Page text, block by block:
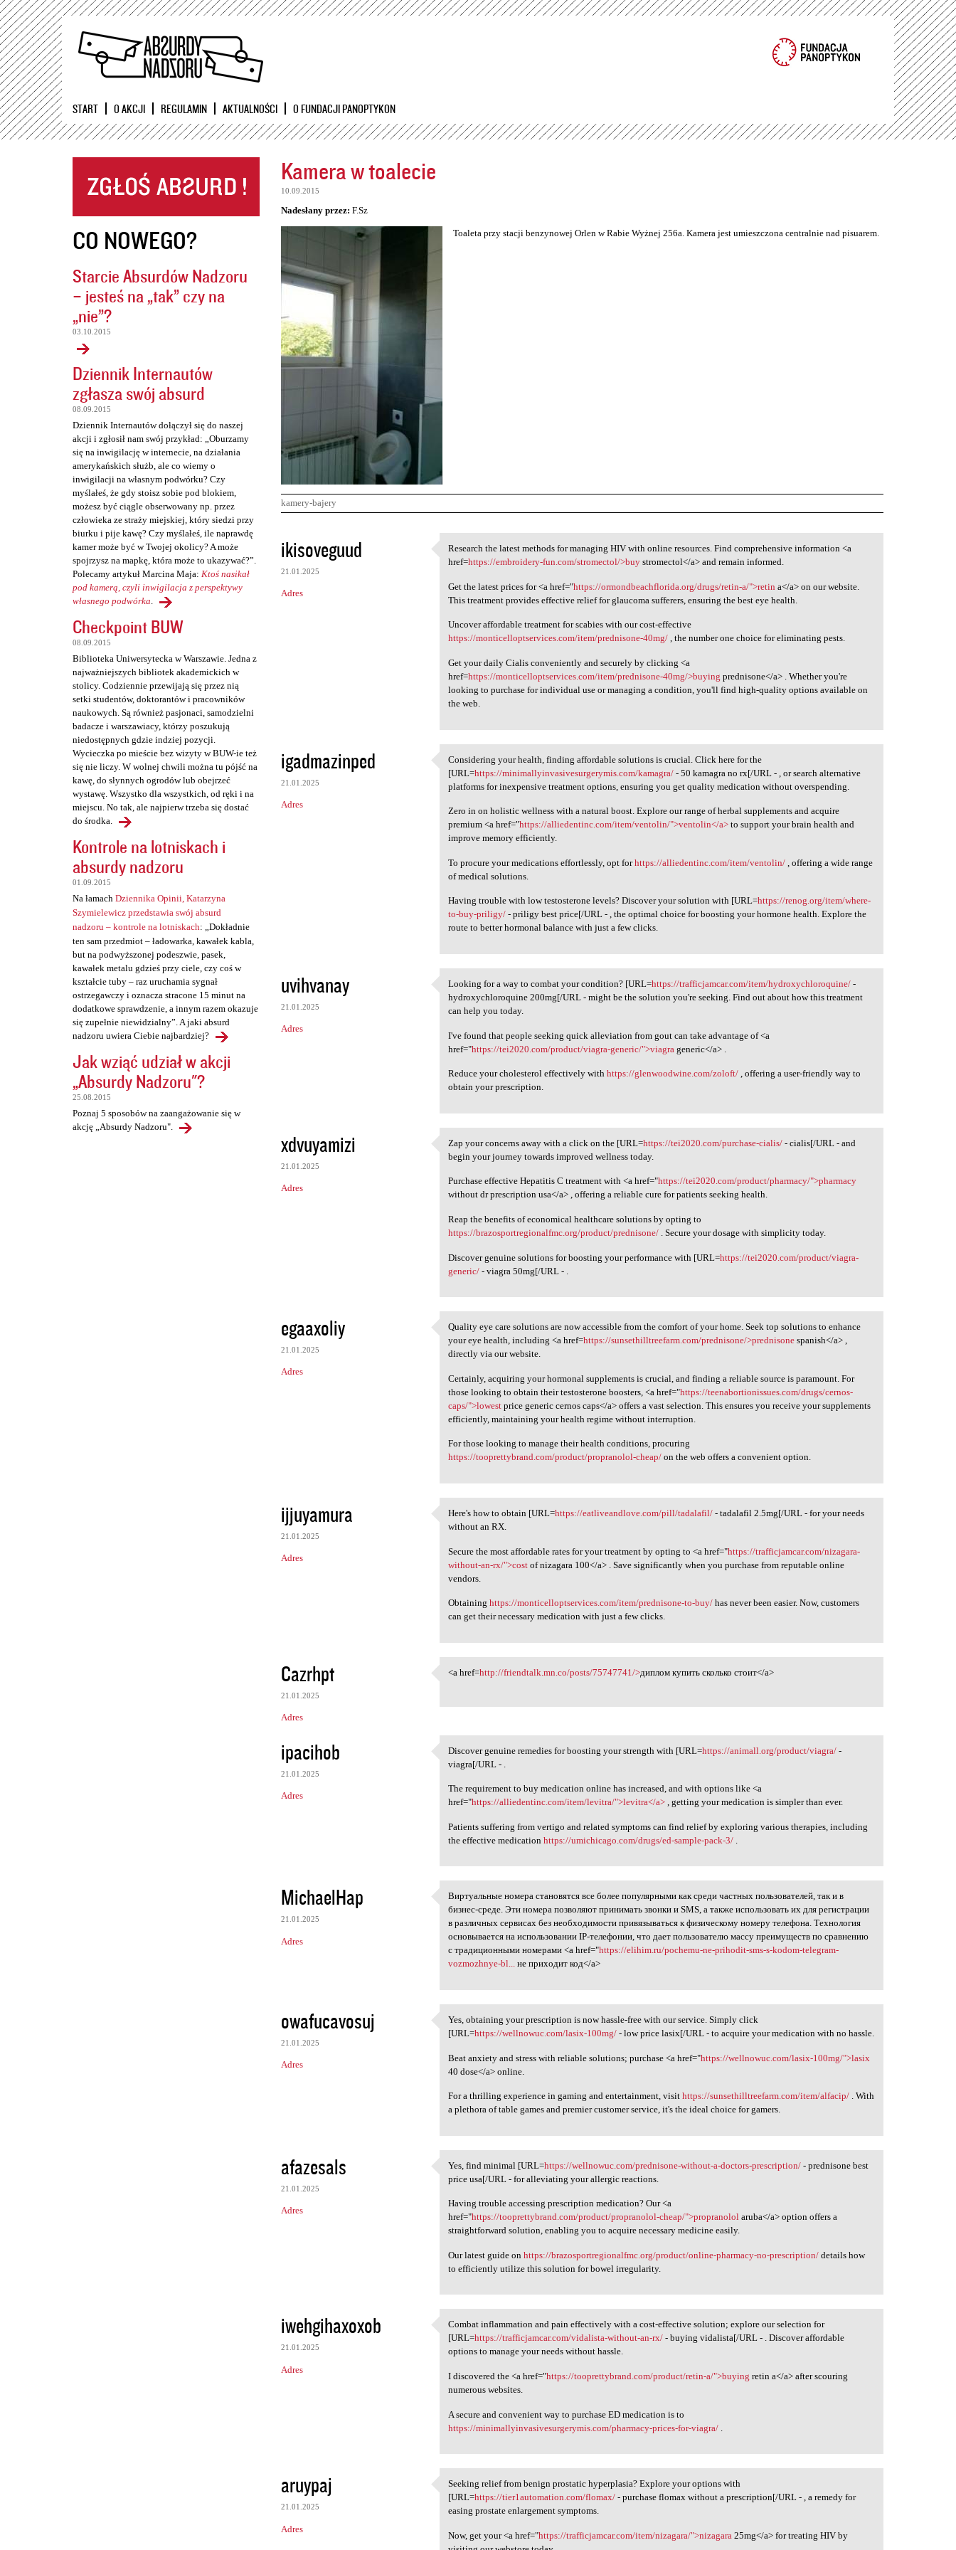
Przejdź
START O AKCJI REGULAMIN AKTUALNOŚCI O FUNDACJI PANOPTYKON
CO NOWEGO?
Starcie Absurdów Nadzoru
– jesteś na „tak” czy na
„nie”?
03.10.2015
Dziennik Internautów
zgłasza swój absurd
08.09.2015
Dziennik Internautów dołączył się do naszej
akcji i zgłosił nam swój przykład: „Oburzamy
się na inwigilację w internecie, na działania
amerykańskich służb, ale co wiemy o
inwigilacji na własnym podwórku? Czy
myślałeś, że gdy stoisz sobie pod blokiem,
możesz być ciągle obserwowany np. przez
człowieka ze straży miejskiej, który siedzi przy
biurku i pije kawę? Czy myślałeś, ile naprawdę
kamer może być w Twojej okolicy? A może
spojrzysz na mapkę, która może to ukazywać?”.
Polecamy artykuł Marcina Maja: Ktoś nasikał
pod kamerą, czyli inwigilacja z perspektywy
własnego podwórka.
Checkpoint BUW
08.09.2015
Biblioteka Uniwersytecka w Warszawie. Jedna z
najważniejszych bibliotek akademickich w
stolicy. Codziennie przewijają się przez nią
setki studentów, doktorantów i pracowników
naukowych. Są również pasjonaci, samodzielni
badacze i warszawiacy, którzy poszukują
niedostępnych gdzie indziej pozycji.
Wycieczka po mieście bez wizyty w BUW-ie też
się nie liczy. W wolnej chwili można tu pójść na
kawę, do słynnych ogrodów lub obejrzeć
wystawę. Wszystko dla wszystkich, od ręki i na
miejscu. No tak, ale najpierw trzeba się dostać
do środka.
Kontrole na lotniskach i
absurdy nadzoru
01.09.2015
Na łamach Dziennika Opinii, Katarzyna
Szymielewicz przedstawia swój absurd
nadzoru – kontrole na lotniskach: „Dokładnie
ten sam przedmiot – ładowarka, kawałek kabla,
but na podwyższonej podeszwie, pasek,
kawałek metalu gdzieś przy ciele, czy coś w
kształcie tuby – raz uruchamia sygnał
ostrzegawczy i oznacza stracone 15 minut na
dodatkowe sprawdzenie, a innym razem okazuje
się zupełnie niewidzialny”. A jaki absurd
nadzoru uwiera Ciebie najbardziej?
Jak wziąć udział w akcji
„Absurdy Nadzoru"?
25.08.2015
Poznaj 5 sposobów na zaangażowanie się w
akcję „Absurdy Nadzoru".
Kamera w toalecie
10.09.2015
Nadesłany przez: F.Sz
Toaleta przy stacji benzynowej Orlen w Rabie Wyżnej 256a. Kamera jest umieszczona centralnie nad pisuarem.
kamery-bajery
K
o
m
e
ikisoveguud
21.01.2025
Adres
Research the latest methods
Research the latest methods for managing HIV with online resources. Find comprehensive information <a
href=https://embroidery-fun.com/stromectol/>buy stromectol</a> and remain informed.
Get the latest prices for <a href="https://ormondbeachflorida.org/drugs/retin-a/">retin a</a> on our website.
This treatment provides effective relief for glaucoma sufferers, ensuring the best eye health.
Uncover affordable treatment for scabies with our cost-effective
https://monticelloptservices.com/item/prednisone-40mg/ , the number one choice for eliminating pests.
Get your daily Cialis conveniently and securely by clicking <a
href=https://monticelloptservices.com/item/prednisone-40mg/>buying prednisone</a> . Whether you're
looking to purchase for individual use or managing a condition, you'll find high-quality options available on
the web.
igadmazinped
21.01.2025
Adres
Considering your health,
Considering your health, finding affordable solutions is crucial. Click here for the
[URL=https://minimallyinvasivesurgerymis.com/kamagra/ - 50 kamagra no rx[/URL - , or search alternative
platforms for inexpensive treatment options, ensuring you get quality medication without overspending.
Zero in on holistic wellness with a natural boost. Explore our range of herbal supplements and acquire
premium <a href="https://alliedentinc.com/item/ventolin/">ventolin</a> to support your brain health and
improve memory efficiently.
To procure your medications effortlessly, opt forhttps://alliedentinc.com/item/ventolin/ , offering a wide range
of medical solutions.
Having trouble with low testosterone levels? Discover your solution with [URL=https://renog.org/item/where-
to-buy-priligy/ - priligy best price[/URL - , the optimal choice for boosting your hormone health. Explore the
route to better hormonal balance with just a few clicks.
uvihvanay
21.01.2025
Adres
Looking for a way to combat
Looking for a way to combat your condition? [URL=https://trafficjamcar.com/item/hydroxychloroquine/ -
hydroxychloroquine 200mg[/URL - might be the solution you're seeking. Find out about how this treatment
can help you today.
I've found that people seeking quick alleviation from gout can take advantage of <a
href="https://tei2020.com/product/viagra-generic/">viagra generic</a> .
Reduce your cholesterol effectively withhttps://glenwoodwine.com/zoloft/ , offering a user-friendly way to
obtain your prescription.
xdvuyamizi
21.01.2025
Adres
Zap your concerns away with a
Zap your concerns away with a click on the [URL=https://tei2020.com/purchase-cialis/ - cialis[/URL - and
begin your journey towards improved wellness today.
Purchase effective Hepatitis C treatment with <a href="https://tei2020.com/product/pharmacy/">pharmacy
without dr prescription usa</a> , offering a reliable cure for patients seeking health.
Reap the benefits of economical healthcare solutions by opting to
https://brazosportregionalfmc.org/product/prednisone/ . Secure your dosage with simplicity today.
Discover genuine solutions for boosting your performance with [URL=https://tei2020.com/product/viagra-
generic/ - viagra 50mg[/URL - .
egaaxoliy
21.01.2025
Adres
Quality eye care solutions
Quality eye care solutions are now accessible from the comfort of your home. Seek top solutions to enhance
your eye health, including <a href=https://sunsethilltreefarm.com/prednisone/>prednisone spanish</a> ,
directly via our website.
Certainly, acquiring your hormonal supplements is crucial, and finding a reliable source is paramount. For
those looking to obtain their testosterone boosters, <a href="https://teenabortionissues.com/drugs/cernos-
caps/">lowest price generic cernos caps</a> offers a vast selection. This ensures you receive your supplements
efficiently, maintaining your health regime without interruption.
For those looking to manage their health conditions, procuring
https://tooprettybrand.com/product/propranolol-cheap/ on the web offers a convenient option.
ijjuyamura
21.01.2025
Adres
Here's how to obtain [URL
Here's how to obtain [URL=https://eatliveandlove.com/pill/tadalafil/ - tadalafil 2.5mg[/URL - for your needs
without an RX.
Secure the most affordable rates for your treatment by opting to <a href="https://trafficjamcar.com/nizagara-
without-an-rx/">cost of nizagara 100</a> . Save significantly when you purchase from reputable online
vendors.
Obtaininghttps://monticelloptservices.com/item/prednisone-to-buy/ has never been easier. Now, customers
can get their necessary medication with just a few clicks.
Cazrhpt
21.01.2025
Adres
<a href=http://friendtalk.mn
<a href=http://friendtalk.mn.co/posts/75747741/>диплом купить сколько стоит</a>
ipacihob
21.01.2025
Adres
Discover genuine remedies for
Discover genuine remedies for boosting your strength with [URL=https://animall.org/product/viagra/ -
viagra[/URL - .
The requirement to buy medication online has increased, and with options like <a
href="https://alliedentinc.com/item/levitra/">levitra</a> , getting your medication is simpler than ever.
Patients suffering from vertigo and related symptoms can find relief by exploring various therapies, including
the effective medicationhttps://umichicago.com/drugs/ed-sample-pack-3/
MichaelHap
21.01.2025
Adres
Виртуальные номера становятся
Виртуальные номера становятся все более популярными как среди частных пользователей, так и в
бизнес-среде. Эти номера позволяют принимать звонки и SMS, а также использовать их для регистрации
в различных сервисах без необходимости привязываться к физическому номеру телефона. Технология
основывается на использовании IP-телефонии, что дает пользователю массу преимуществ по сравнению
с традиционными номерами <a href="https://elihim.ru/pochemu-ne-prihodit-sms-s-kodom-telegram-
vozmozhnye-bl... не приходит код</a>
owafucavosuj
21.01.2025
Adres
Yes, obtaining your
Yes, obtaining your prescription is now hassle-free with our service. Simply click
[URL=https://wellnowuc.com/lasix-100mg/ - low price lasix[/URL - to acquire your medication with no hassle.
Beat anxiety and stress with reliable solutions; purchase <a href="https://wellnowuc.com/lasix-100mg/">lasix
40 dose</a> online.
For a thrilling experience in gaming and entertainment, visithttps://sunsethilltreefarm.com/item/alfacip/ . With
a plethora of table games and premier customer service, it's the ideal choice for gamers.
afazesals
21.01.2025
Adres
Yes, find minimal [URL=https:
Yes, find minimal [URL=https://wellnowuc.com/prednisone-without-a-doctors-prescription/ - prednisone best
price usa[/URL - for alleviating your allergic reactions.
Having trouble accessing prescription medication? Our <a
href="https://tooprettybrand.com/product/propranolol-cheap/">propranolol aruba</a> option offers a
straightforward solution, enabling you to acquire necessary medicine easily.
Our latest guide onhttps://brazosportregionalfmc.org/product/online-pharmacy-no-prescription/ details how
to efficiently utilize this solution for bowel irregularity.
iwehgihaxoxob
21.01.2025
Adres
Combat inflammation and pain
Combat inflammation and pain effectively with a cost-effective solution; explore our selection for
[URL=https://trafficjamcar.com/vidalista-without-an-rx/ - buying vidalista[/URL - . Discover affordable
options to manage your needs without hassle.
I discovered the <a href="https://tooprettybrand.com/product/retin-a/">buying retin a</a> after scouring
numerous websites.
A secure and convenient way to purchase ED medication is to
https://minimallyinvasivesurgerymis.com/pharmacy-prices-for-viagra/
aruypaj
21.01.2025
Adres
Seeking relief from benign
Seeking relief from benign prostatic hyperplasia? Explore your options with
[URL=https://tier1automation.com/flomax/ - purchase flomax without a prescription[/URL - , a remedy for
easing prostate enlargement symptoms.
Now, get your <a href="https://trafficjamcar.com/item/nizagara/">nizagara 25mg</a> for treating HIV by